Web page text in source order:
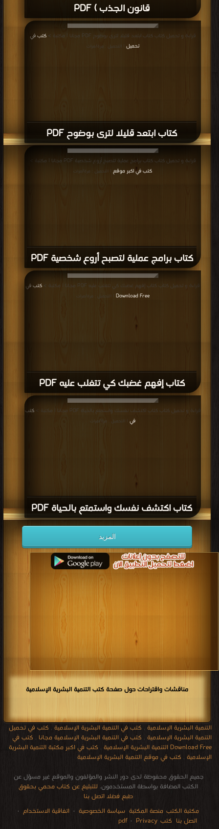
قانون الجذب ) PDF
كتاب ابتعد قليلا لترى بوضوح PDF
قراءة و تحميل كتاب كتاب ابتعد قليلا لترى بوضوح PDF مجانا | مكتبة >
كتب في
تحميل
| التحميل : مرة/مرات
كتاب برامج عملية لتصبح أروع شخصية PDF
قراءة و تحميل كتاب كتاب برامج عملية لتصبح أروع شخصية PDF مجانا | مكتبة >
كتب في اكبر موقع
| التحميل : مرة/مرات
كتاب إفهم غضبك كي تتغلب عليه PDF
قراءة و تحميل كتاب كتاب إفهم غضبك كي تتغلب عليه PDF مجانا | مكتبة >
كتب في
Download Free
| التحميل : مرة/مرات
كتاب اكتشف نفسك واستمتع بالحياة PDF
قراءة و تحميل كتاب كتاب اكتشف نفسك واستمتع بالحياة PDF مجانا | مكتبة >
كتب
في
| التحميل : مرة/مرات
المزيد
مناقشات واقتراحات حول صفحة كتب التنمية البشرية الإسلامية
التنمية البشرية الإسلامية , كتب في التنمية البشرية الإسلامية , كتب في تحميل
التنمية البشرية الإسلامية , كتب في التنمية البشرية الإسلامية مجانا , كتب في
Download Free التنمية البشرية الإسلامية
, كتب في اكبر مكتبة التنمية البشرية
الإسلامية , كتب في موقع التنمية البشرية الإسلامية
جميع الحقوق محفوظة لدى دور النشر والمؤلفون والموقع غير مسؤل عن
الكتب المضافة بواسطة المستخدمون. للتبليغ عن كتاب محمي بحقوق
طبع فضلا اتصل بنا
مكتبة الكتب منصة المكتبة سياسة الخصوصية · اتفاقية الاستخدام ·
اتصل بنا كتب pdf · Privacy